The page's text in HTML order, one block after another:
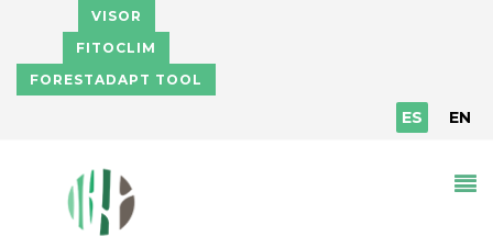
Pasar al contenido principal
VISOR
FITOCLIM
FORESTADAPT TOOL
ES EN